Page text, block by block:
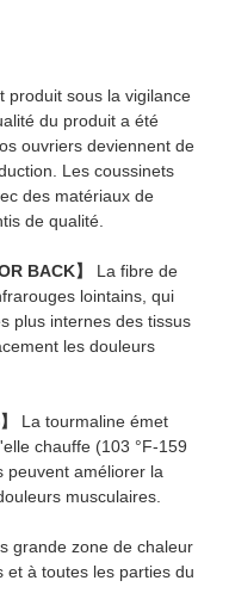
produit sous la vigilance
du produit a été
ouvriers deviennent de
Les coussinets
des matériaux de
de qualité.
BACK】 La fibre de
lointains, qui
plus internes des tissus
les douleurs
La tourmaline émet
chauffe (103 °F-159
peuvent améliorer la
musculaires.
grande zone de chaleur
et à toutes les parties du